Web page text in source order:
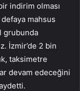
indirim olması
mahsus
grubunda
İzmir’de 2 bin
taksimetre
devam edeceğini